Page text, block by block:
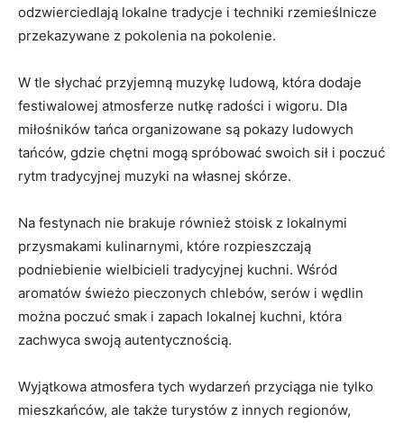
odzwierciedlają lokalne tradycje i techniki rzemieślnicze
przekazywane z pokolenia na pokolenie.
W tle słychać przyjemną muzykę ludową, która dodaje
festiwalowej atmosferze ⁣nutkę ‍radości i wigoru.‍ Dla ​
miłośników tańca organizowane są pokazy ludowych
tańców, gdzie chętni mogą spróbować⁣ swoich sił i poczuć
rytm tradycyjnej muzyki na własnej ‌skórze.
Na festynach nie brakuje również stoisk z lokalnymi
przysmakami kulinarnymi, które rozpieszczają ​
podniebienie wielbicieli tradycyjnej ⁢kuchni.‌ Wśród
aromatów świeżo pieczonych ⁣chlebów, serów i wędlin
⁣można poczuć smak i zapach lokalnej⁤ kuchni, która
zachwyca swoją autentycznością.
Wyjątkowa‌ atmosfera tych wydarzeń ⁢przyciąga nie tylko
mieszkańców, ale​ także turystów z innych regionów,